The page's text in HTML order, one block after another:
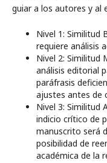
guiar a los autores y al
Nivel 1: Similitud
requiere análisis
Nivel 2: Similitud
análisis editorial
paráfrasis
ajustes antes de
Nivel 3: Similitud
indicio crítico de
manuscrito será
posibilidad de
académica de la